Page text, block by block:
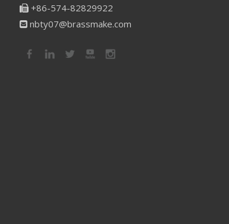
 +86-574-82829922
 nbty07@brassmake.com